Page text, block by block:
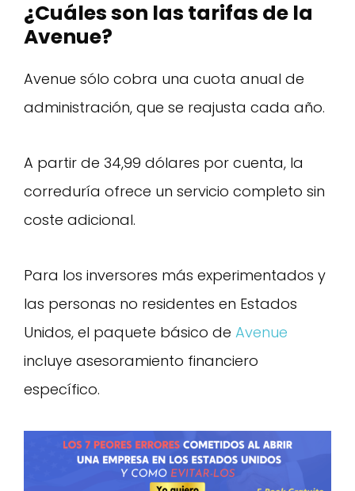
¿Cuáles son las tarifas de la
Avenue?
Avenue sólo cobra una cuota anual de
administración, que se reajusta cada año.
A partir de 34,99 dólares por cuenta, la
correduría ofrece un servicio completo sin
coste adicional.
Para los inversores más experimentados y
las personas no residentes en Estados
Unidos, el paquete básico de Avenue
incluye asesoramiento financiero
específico.